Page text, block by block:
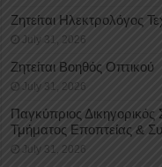
Ζητείται Ηλεκτρολόγος
July 31, 2026
Ζητείται Βοηθός Οπτικού
July 31, 2026
Παγκύπριος Δικηγορικός
Τμήματος Εποπτείας &
July 31, 2026